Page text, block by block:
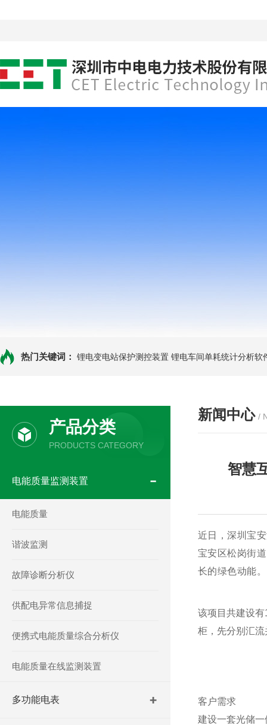
热门关键词： 锂电变电站保护测控装置 锂电车间单耗统计分析软
产品分类
PRODUCTS CATEGORY
电能质量监测装置
电能质量
谐波监测
故障诊断分析仪
供配电异常信息捕捉
便携式电能质量综合分析仪
电能质量在线监测装置
多功能电表
新闻中心 /
智慧
近日，深圳宝
宝安区松岗街
长的绿色动能。
该项目共建设
柜，先分别汇
客户需求
建设一套光储